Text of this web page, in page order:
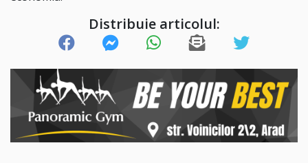
Distribuie articolul: